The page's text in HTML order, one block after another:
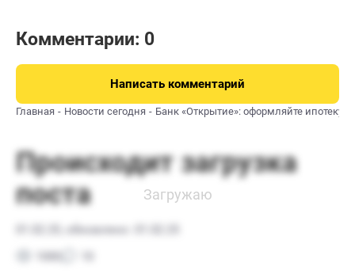
Комментарии: 0
Написать комментарий
Главная Новости сегодня Банк «Открытие»: оформляйте ипотеку